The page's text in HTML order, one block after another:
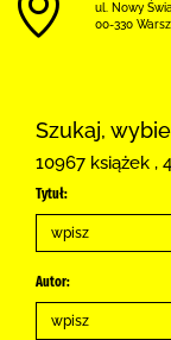
ul. Nowy
00-330
Szukaj,
10967 książek ,
Tytuł:
Autor: